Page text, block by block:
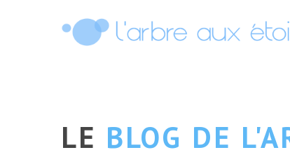
LE BLOG DE